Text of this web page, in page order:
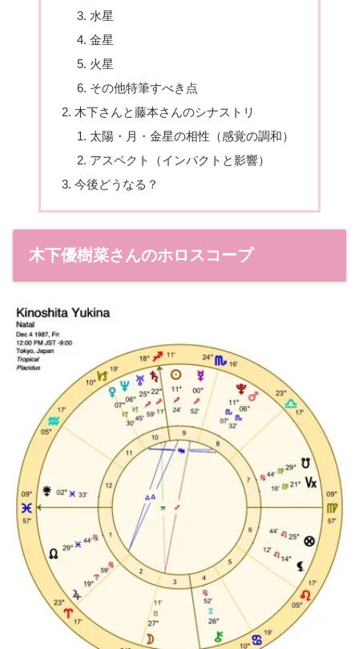
水星
金星
火星
その他特筆すべき点
木下さんと藤本さんのシナストリ
太陽・月・金星の相性（感覚の調和）
アスペクト（インパクトと影響）
今後どうなる？
木下優樹菜さんのホロスコープ